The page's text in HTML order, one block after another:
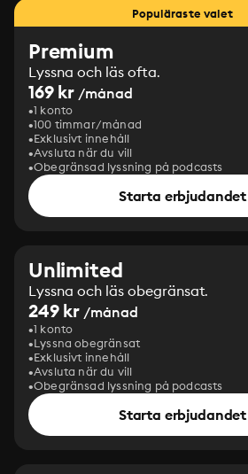
Populäraste valet
Premium
Lyssna och läs ofta.
169 kr /månad
1 konto
100 timmar/månad
Exklusivt innehåll
Avsluta när du vill
Obegränsad lyssning på podcasts
Starta erbjudandet
Unlimited
Lyssna och läs obegränsat.
249 kr /månad
1 konto
Lyssna obegränsat
Exklusivt innehåll
Avsluta när du vill
Obegränsad lyssning på podcasts
Starta erbjudandet